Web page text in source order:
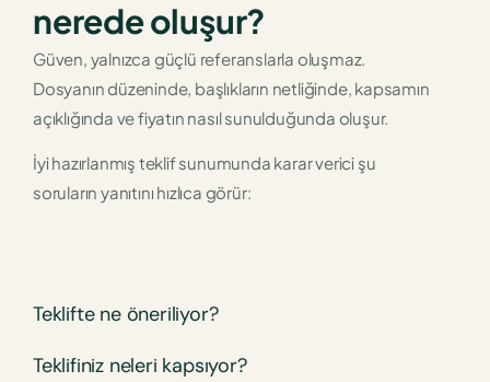
nerede oluşur?
Güven, yalnızca güçlü referanslarla oluşmaz.
Dosyanın düzeninde, başlıkların netliğinde, kapsamın
açıklığında ve fiyatın nasıl sunulduğunda oluşur.
İyi hazırlanmış teklif sunumunda karar verici şu
soruların yanıtını hızlıca görür:
Teklifte ne öneriliyor?
Teklifiniz neleri kapsıyor?